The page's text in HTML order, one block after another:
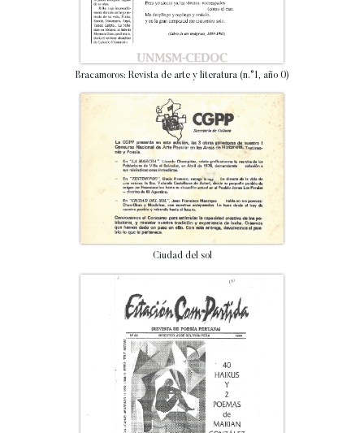
Bracamoros: Revista de arte y literatura (n.°1, año 0)
Ciudad del sol